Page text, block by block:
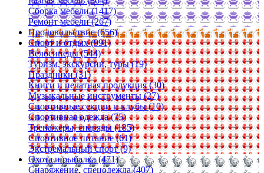
Сборка мебели (1417)
Ремонт мебели (267)
Продовольствие (656)
Спорт и отдых (991)
Велосипеды (544)
Туризм, экскурсии, туры (19)
Праздники (31)
Книги и печатная продукция (30)
Музыкальные инструменты (27)
Спортивные секции и клубы (10)
Спортивная одежда (75)
Тренажеры, снаряды (185)
Спортивное питание (61)
Экстремальный спорт (9)
Охота и рыбалка (471)
Снаряжение, спецодежда (407)